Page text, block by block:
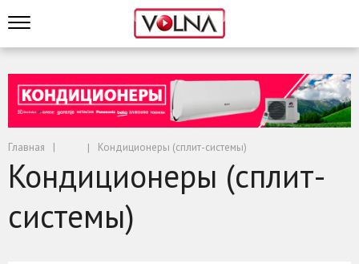
Главная Кондиционеры (сплит-системы)
Кондиционеры (сплит-
системы)